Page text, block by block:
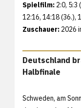
Spielfilm: 2:0, 5:3
12:16, 14:18 (36.),
Zuschauer: 2026
Deutschland
Halbfinale
Schweden, am